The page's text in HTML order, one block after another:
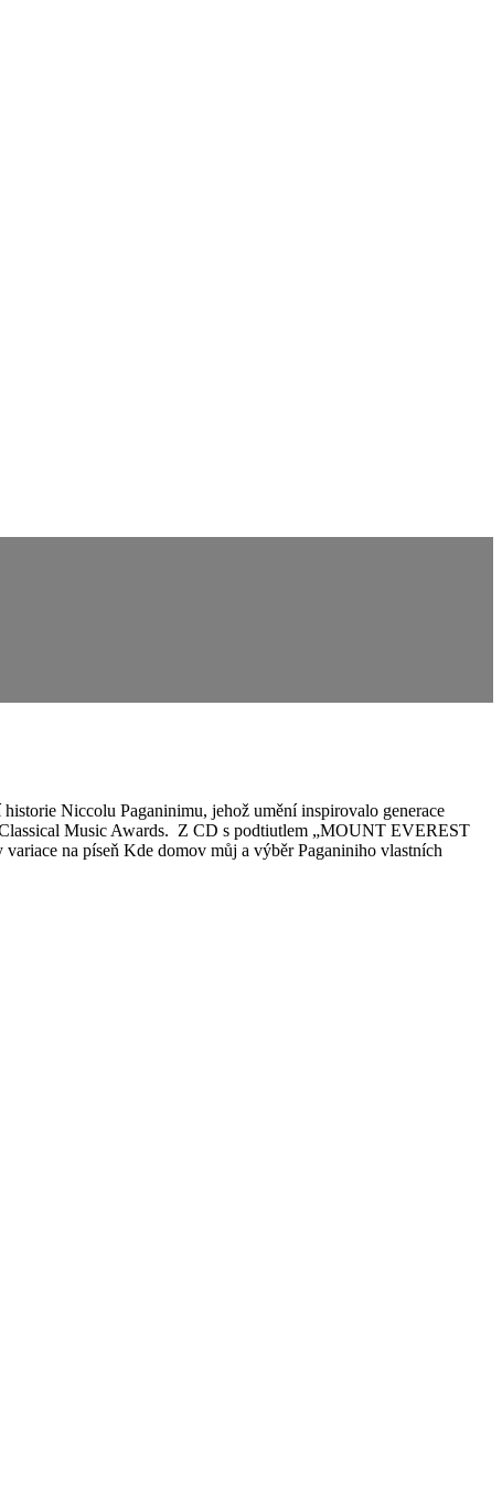
Niccolu Paganinimu, jehož umění inspirovalo generace
Classical Music Awards. Z CD s podtiutlem „MOUNT EVEREST
na píseň Kde domov můj a výběr Paganiniho vlastních